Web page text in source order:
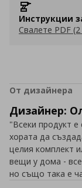
Инструкции
Свалете PDF
От дизайнера
Дизайнер:
"Всеки продукт
хората да
целия комплект
вещи у дома -
но също така е